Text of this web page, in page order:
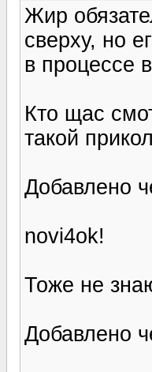
Жир
сверху, но
в процессе
Кто щас
такой
Добавлено
novi4ok!
Тоже не
Добавлено